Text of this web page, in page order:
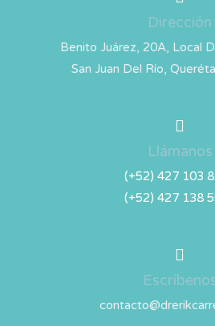
Dirección
Benito Juárez, 20A, Local
San Juan Del Río,
Llámanos
(+52) 427 103
(+52) 427 138